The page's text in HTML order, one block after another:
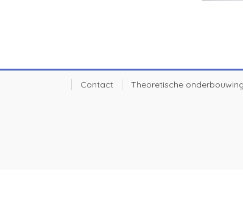
Contact Theoretische onderbouwing